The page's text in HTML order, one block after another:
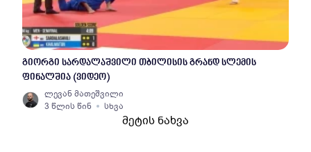
გიორგი სარდალაშვილი თბილისის გრანდ სლემის
ფინალშია (ვიდეო)
ლევან მათეშვილი
3 წლის წინ
სხვა
მეტის ნახვა